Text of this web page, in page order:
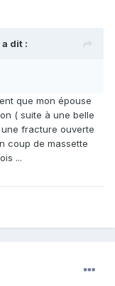
a dit :
que mon épouse
( suite à une belle
fracture ouverte
coup de massette
...